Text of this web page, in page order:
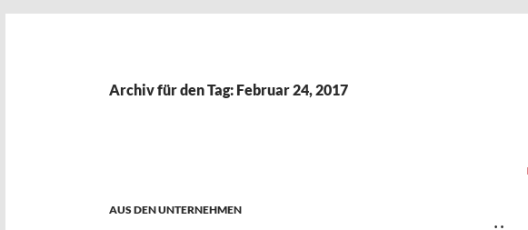
Archiv für den Tag: Februar 24, 2017
AUS DEN UNTERNEHMEN